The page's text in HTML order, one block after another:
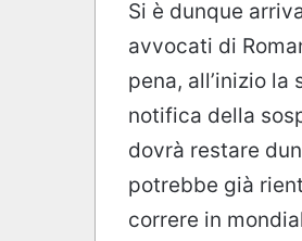
Si è dunque
avvocati di
pena, all’inizio
notifica della
dovrà restare
potrebbe già
correre in